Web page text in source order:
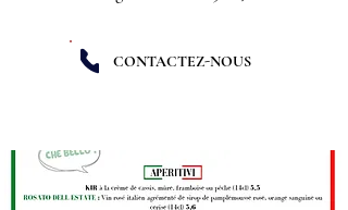
CONTACTEZ-NOUS